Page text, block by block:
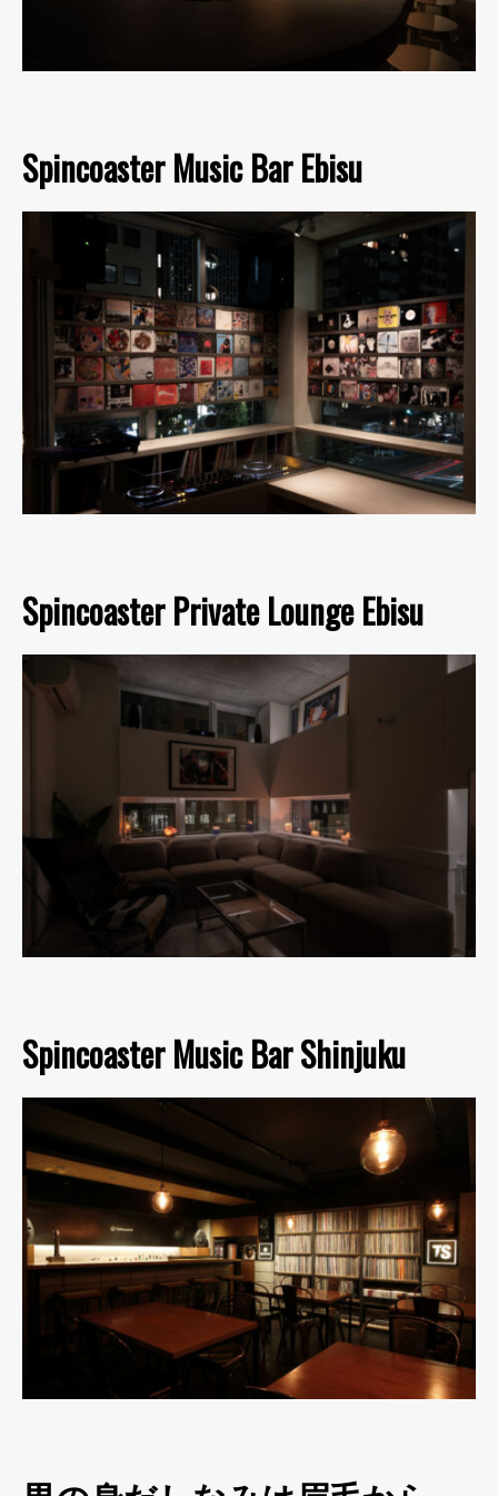
Spincoaster Music Bar Ebisu
Spincoaster Private Lounge Ebisu
Spincoaster Music Bar Shinjuku